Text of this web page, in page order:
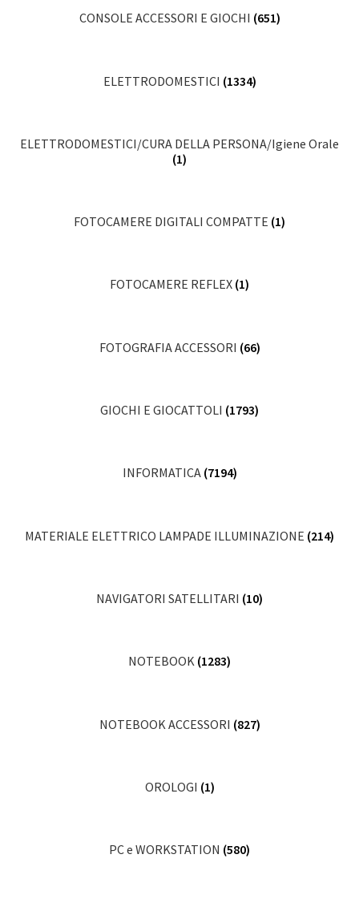
CONSOLE ACCESSORI E GIOCHI (651)
ELETTRODOMESTICI (1334)
ELETTRODOMESTICI/CURA DELLA PERSONA/Igiene Orale
(1)
FOTOCAMERE DIGITALI COMPATTE (1)
FOTOCAMERE REFLEX (1)
FOTOGRAFIA ACCESSORI (66)
GIOCHI E GIOCATTOLI (1793)
INFORMATICA (7194)
MATERIALE ELETTRICO LAMPADE ILLUMINAZIONE (214)
NAVIGATORI SATELLITARI (10)
NOTEBOOK (1283)
NOTEBOOK ACCESSORI (827)
OROLOGI (1)
PC e WORKSTATION (580)